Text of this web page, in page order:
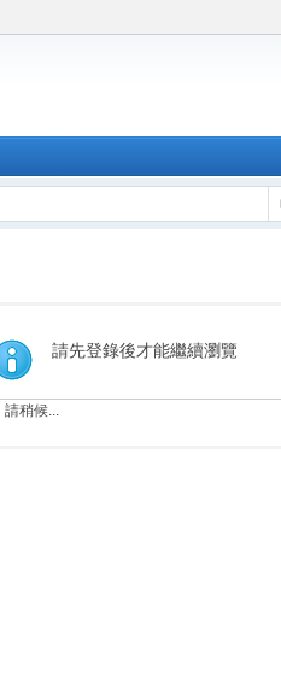
請先登錄後才能繼續瀏覽
請稍候...